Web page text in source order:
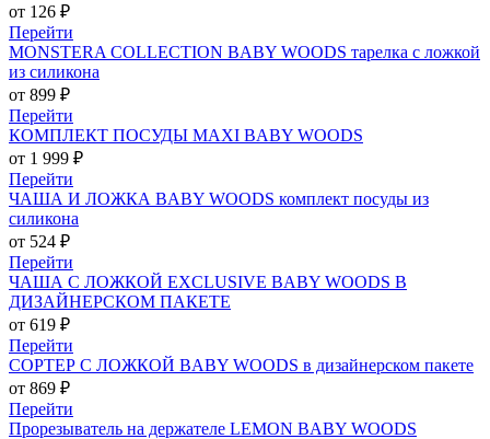
от 126 ₽
Перейти
MONSTERA COLLECTION BABY WOODS тарелка с ложкой
из силикона
от 899 ₽
Перейти
КОМПЛЕКТ ПОСУДЫ MAXI BABY WOODS
от 1 999 ₽
Перейти
ЧАША И ЛОЖКА BABY WOODS комплект посуды из
силикона
от 524 ₽
Перейти
ЧАША С ЛОЖКОЙ EXCLUSIVE BABY WOODS В
ДИЗАЙНЕРСКОМ ПАКЕТЕ
от 619 ₽
Перейти
СОРТЕР С ЛОЖКОЙ BABY WOODS в дизайнерском пакете
от 869 ₽
Перейти
Прорезыватель на держателе LEMON BABY WOODS